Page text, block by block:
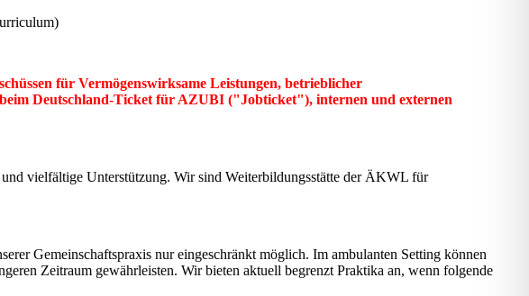
für Vermögenswirksame Leistungen, betrieblicher
Deutschland-Ticket für AZUBI ("Jobticket"), internen und externen
vielfältige Unterstützung. Wir sind Weiterbildungsstätte der ÄKWL für
Gemeinschaftspraxis nur eingeschränkt möglich. Im ambulanten Setting können
Zeitraum gewährleisten. Wir bieten aktuell begrenzt Praktika an, wenn folgende